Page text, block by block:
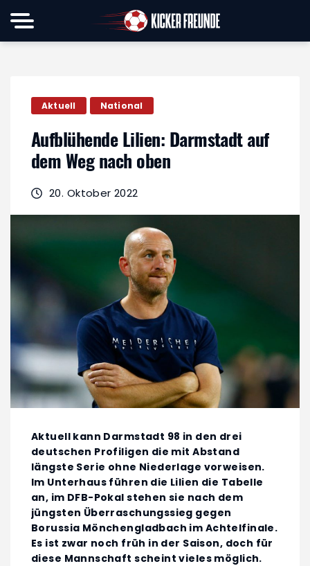
Aktuell National
Aufblühende Lilien: Darmstadt auf
dem Weg nach oben
20. Oktober 2022
Aktuell kann Darmstadt 98 in den drei
deutschen Profiligen die mit Abstand
längste Serie ohne Niederlage vorweisen.
Im Unterhaus führen die Lilien die Tabelle
an, im DFB-Pokal stehen sie nach dem
jüngsten Überraschungssieg gegen
Borussia Mönchengladbach im Achtelfinale.
Es ist zwar noch früh in der Saison, doch für
diese Mannschaft scheint vieles möglich.